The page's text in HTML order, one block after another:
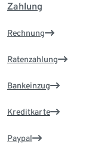
Zahlung
Rechnung
Ratenzahlung
Bankeinzug
Kreditkarte
Paypal